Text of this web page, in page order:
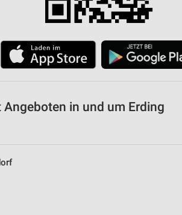
in und um Erding
identifizieren